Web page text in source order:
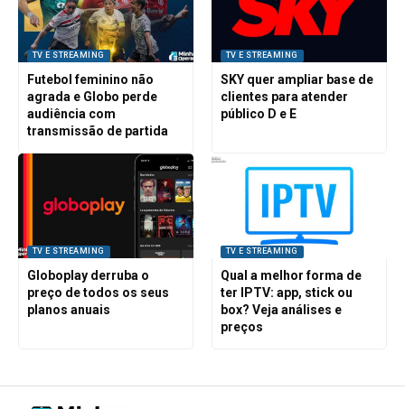
TV E STREAMING
Futebol feminino não
agrada e Globo perde
audiência com
transmissão de partida
TV E STREAMING
SKY quer ampliar base de
clientes para atender
público D e E
TV E STREAMING
Globoplay derruba o
preço de todos os seus
planos anuais
TV E STREAMING
Qual a melhor forma de
ter IPTV: app, stick ou
box? Veja análises e
preços